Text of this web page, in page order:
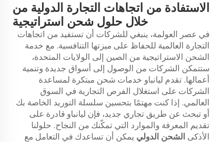
الاستفادة من اتجاهات التجارة الدولية من
خلال حلول شحن استراتيجية
في عصر العولمة، ينبغي للشركات أن تستفيد من اتجاهات
التجارة العالمية للحفاظ على ميزتها التنافسية. مع خدمة
الشحن الاستراتيجية من الصين إلى الولايات المتحدة،
ستتمكن الشركات من الوصول إلى أسواق جديدة وتنمية
أعمالها. تقدم ليانباو خدمات شحن مبتكرة لمساعدة
الشركات على استغلال الفرص التجارية في السوق
العالمي. إذا كنت مهتمًا بتحسين سلسلة التوريد الخاصة بك
أو تبحث عن طريق تجاري جديد، فإن ليانباو قادرة على
تقديم المعرفة والموارد التي تمكّنك من النجاح. حلولنا
الأذكى الشحن الدولي يمكن أن تساعدك في التعامل مع